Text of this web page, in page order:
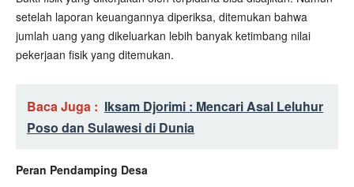
setelah laporan keuangannya diperiksa, ditemukan bahwa
jumlah uang yang dikeluarkan lebih banyak ketimbang nilai
pekerjaan fisik yang ditemukan.
Baca Juga : Iksam Djorimi : Mencari Asal Leluhur
Poso dan Sulawesi di Dunia
Peran Pendamping Desa